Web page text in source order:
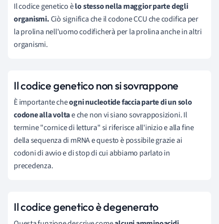
Il codice genetico èlo stesso nella maggior parte degli
organismi.Ciò significa che il codone CCU che codifica per
la prolina nell'uomo codificherà per la prolina anche in altri
organismi.
Il codice genetico non si sovrappone
È importante cheogni nucleotide faccia parte di un solo
codone alla voltae che non vi siano sovrapposizioni. Il
termine "cornice di lettura" si riferisce all'inizio e alla fine
della sequenza di mRNA e questo è possibile grazie ai
codoni di avvio e di stop di cui abbiamo parlato in
precedenza.
Il codice genetico è degenerato